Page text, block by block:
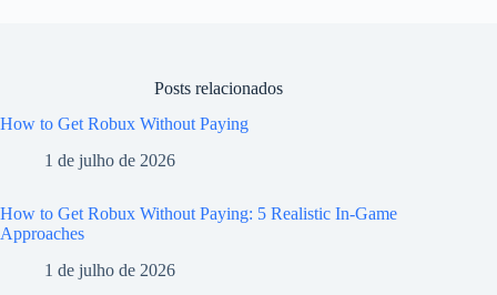
Posts relacionados
How to Get Robux Without Paying
1 de julho de 2026
How to Get Robux Without Paying: 5 Realistic In-Game
Approaches
1 de julho de 2026